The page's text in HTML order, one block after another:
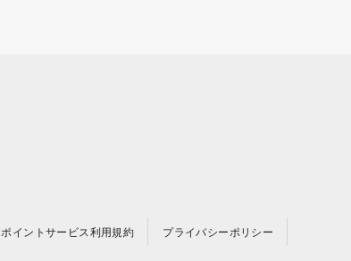
ポイントサービス利用規約 プライバシーポリシー